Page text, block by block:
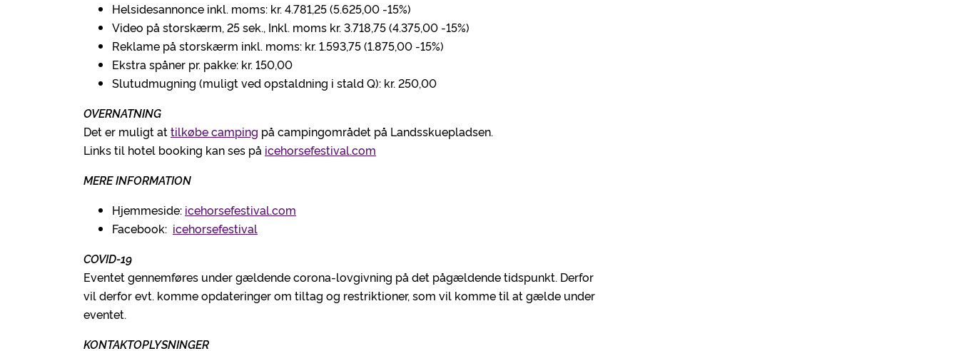
Helsidesannonce inkl. moms: kr. 4.781,25 (5.625,00 -15%)
Video på storskærm, 25 sek., Inkl. moms kr. 3.718,75 (4.375,00 -15%)
Reklame på storskærm inkl. moms: kr. 1.593,75 (1.875,00 -15%)
Ekstra spåner pr. pakke: kr. 150,00
Slutudmugning (muligt ved opstaldning i stald Q): kr. 250,00
OVERNATNING
Det er muligt attilkøbe camping på campingområdet på Landsskuepladsen.
Links til hotel booking kan ses på icehorsefestival.com
MERE INFORMATION
Hjemmeside: icehorsefestival.com
Facebook: icehorsefestival
COVID-19
Eventet gennemføres under gældende corona-lovgivning på det pågældende tidspunkt. Derfor
vil derfor evt. komme opdateringer om tiltag og restriktioner, som vil komme til at gælde under
eventet.
KONTAKTOPLYSNINGER